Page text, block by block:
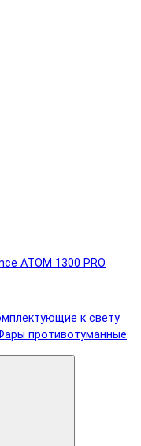
ATOM 1300 PRO
к свету
противотуманные